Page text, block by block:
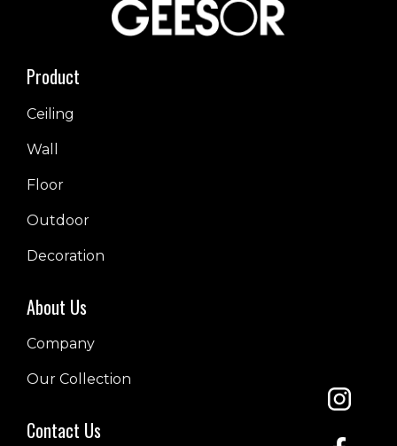
Product
Ceiling
Wall
Floor
Outdoor
Decoration
About Us
Company
Our Collection
Contact Us